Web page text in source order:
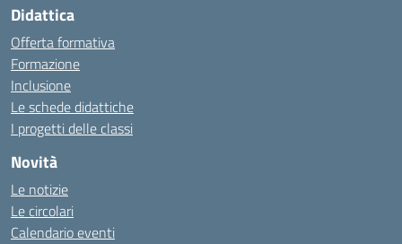
Didattica
Offerta formativa
Formazione
Inclusione
Le schede didattiche
I progetti delle classi
Novità
Le notizie
Le circolari
Calendario eventi